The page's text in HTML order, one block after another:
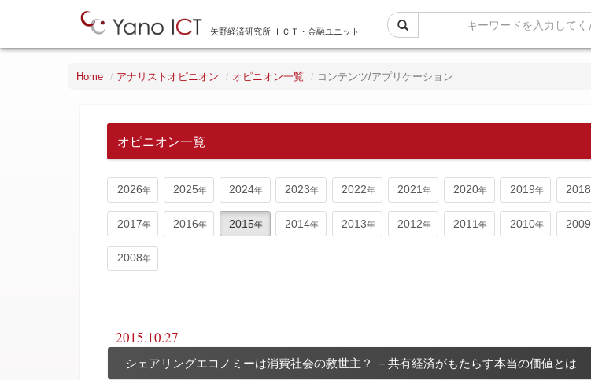
矢野経済研究所 ＩＣＴ・金融ユニット
Home アナリストオピニオン オピニオン一覧 コンテンツ/アプリケーション
オピニオン一覧
2026 2025 2024 2023 2022 2021 2020 2019 2018
2017 2016 2015 2014 2013 2012 2011 2010 2009
2008
2015.10.27
シェアリングエコノミーは消費社会の救世主？ －共有経済がもたらす本当の価値とは―